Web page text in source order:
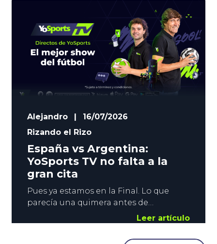
Alejandro
16/07/2026
Rizando el Rizo
España vs Argentina:
YoSports TV no falta a la
gran cita
Pues ya estamos en la Final. Lo que
parecía una quimera antes de
comenzar el campeonato, y casi un
imposible tras el debut ante Cabo
Verde, ha llegado. La Roja se mide a
Leer artículo